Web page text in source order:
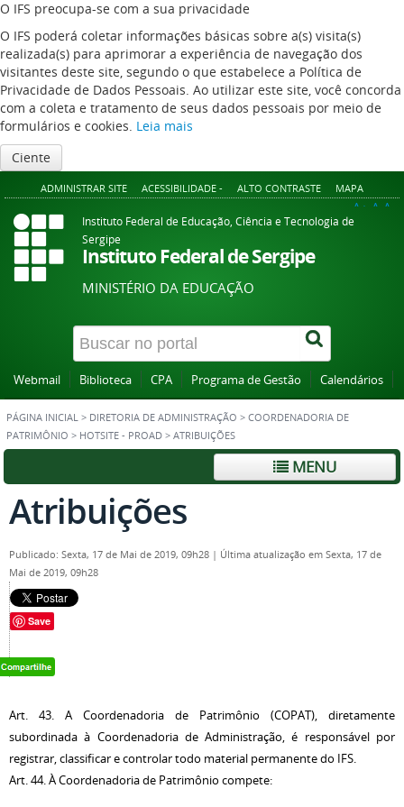
O IFS preocupa-se com a sua privacidade
O IFS poderá coletar informações básicas sobre a(s) visita(s)
realizada(s) para aprimorar a experiência de navegação dos
visitantes deste site, segundo o que estabelece a Política de
Privacidade de Dados Pessoais. Ao utilizar este site, você concorda
com a coleta e tratamento de seus dados pessoais por meio de
formulários e cookies. Leia mais
Ciente
ADMINISTRAR SITE ACESSIBILIDADE - ALTO CONTRASTE MAPA
A+ A A-
Instituto Federal de Educação, Ciência e Tecnologia de
Sergipe
Instituto Federal de Sergipe
MINISTÉRIO DA EDUCAÇÃO
Webmail Biblioteca CPA Programa de Gestão Calendários
PÁGINA INICIAL > DIRETORIA DE ADMINISTRAÇÃO > COORDENADORIA DE
PATRIMÔNIO > HOTSITE - PROAD > ATRIBUIÇÕES
MENU
Atribuições
Publicado: Sexta, 17 de Mai de 2019, 09h28 | Última atualização em Sexta, 17 de
Mai de 2019, 09h28
Save
Art. 43. A Coordenadoria de Patrimônio (COPAT), diretamente
subordinada à Coordenadoria de Administração, é responsável por
registrar, classificar e controlar todo material permanente do IFS.
Art. 44. À Coordenadoria de Patrimônio compete: